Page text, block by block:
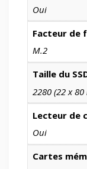
Oui
Facteur de
M.2
Taille du
2280 (22 x 80
Lecteur de
Oui
Cartes